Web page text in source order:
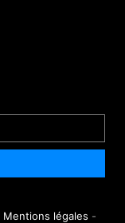
Mentions légales -